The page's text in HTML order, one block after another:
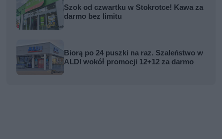
Szok od czwartku w Stokrotce! Kawa za
darmo bez limitu
Biorą po 24 puszki na raz. Szaleństwo w
ALDI wokół promocji 12+12 za darmo